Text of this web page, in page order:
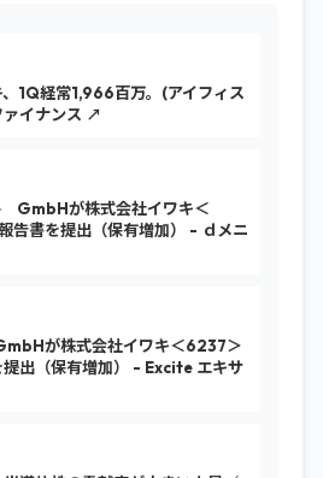
、1Q経常1,966百万。(アイフィス
イナンス ↗
が株式会社イワキ＜
告書を提出（保有増加） - ｄメニ
が株式会社イワキ＜6237＞
出（保有増加） - Excite エキサ